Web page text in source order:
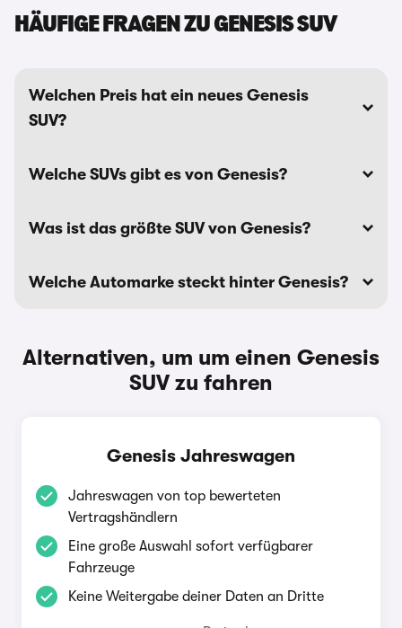
HÄUFIGE FRAGEN ZU GENESIS SUV
Welchen Preis hat ein neues Genesis
SUV?
Welche SUVs gibt es von Genesis?
Was ist das größte SUV von Genesis?
Welche Automarke steckt hinter Genesis?
Alternativen, um um einen Genesis
SUV zu fahren
Genesis Jahreswagen
Jahreswagen von top bewerteten
Vertragshändlern
Eine große Auswahl sofort verfügbarer
Fahrzeuge
Keine Weitergabe deiner Daten an Dritte